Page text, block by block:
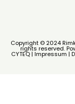
Copyright © 2024
rights reserved.
CYTEQ | Impressum |